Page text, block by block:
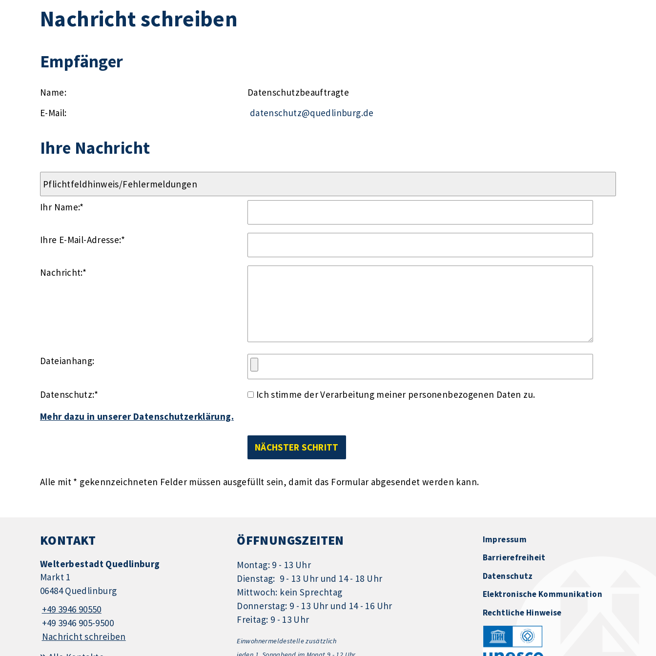
Nachricht schreiben
Empfänger
Name:
Datenschutzbeauftragte
E-Mail:
datenschutz@quedlinburg.de
Ihre Nachricht
Ihr Name:*
Ihre E-Mail-Adresse:*
Nachricht:*
Dateianhang:
Datenschutz:*
Ich stimme der Verarbeitung meiner personenbezogenen Daten zu.
Mehr dazu in unserer Datenschutzerklärung.
Alle mit * gekennzeichneten Felder müssen ausgefüllt sein, damit das Formular abgesendet werden kann.
KONTAKT
Welterbestadt Quedlinburg
Markt 1
06484 Quedlinburg
+49 3946 90550
+49 3946 905-9500
Nachricht schreiben
ÖFFNUNGSZEITEN
Montag: 9 - 13 Uhr
Dienstag: 9 - 13 Uhr und 14 - 18 Uhr
Mittwoch: kein Sprechtag
Donnerstag: 9 - 13 Uhr und 14 - 16 Uhr
Freitag: 9 - 13 Uhr
Einwohnermeldestelle zusätzlich
Impressum
Barrierefreiheit
Datenschutz
Elektronische Kommunikation
Rechtliche Hinweise